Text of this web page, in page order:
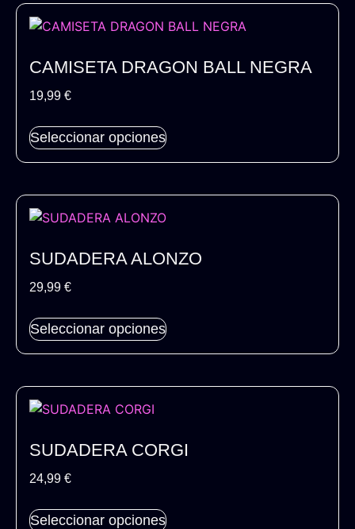
CAMISETA DRAGON BALL NEGRA
19,99 €
Seleccionar opciones
SUDADERA ALONZO
29,99 €
Seleccionar opciones
SUDADERA CORGI
24,99 €
Seleccionar opciones